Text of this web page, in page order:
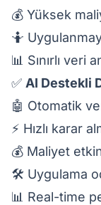
💰 Yüksek
🤷
📊 Sınırlı veri
✅ AI Destekli
🤖 Otomatik
⚡ Hızlı karar
💰 Maliyet
🛠️ Uygulama
📊 Real-time